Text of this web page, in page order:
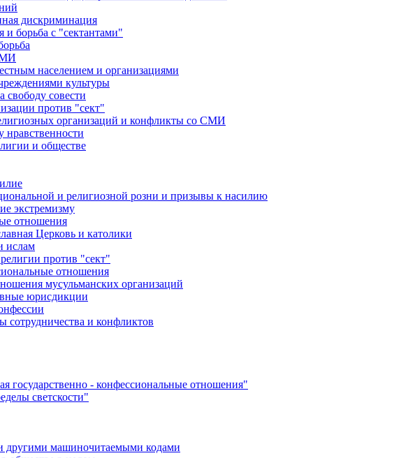
дискриминация
борьба с "сектантами"
населением и организациями
культуры
свободу совести
против "сект"
организаций и конфликты со СМИ
и обществе
и религиозной розни и призывы к насилию
экстремизму
отношения
Церковь и католики
ислам
против "сект"
отношения
мусульманских организаций
юрисдикции
сотрудничества и конфликтов
государственно - конфессиональные отношения"
светскости"
другими машиночитаемыми кодами